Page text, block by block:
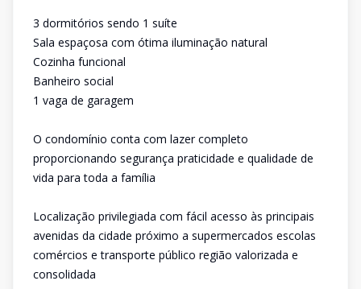
3 dormitórios sendo 1 suíte
Sala espaçosa com ótima iluminação natural
Cozinha funcional
Banheiro social
1 vaga de garagem
O condomínio conta com lazer completo
proporcionando segurança praticidade e qualidade de
vida para toda a família
Localização privilegiada com fácil acesso às principais
avenidas da cidade próximo a supermercados escolas
comércios e transporte público região valorizada e
consolidada